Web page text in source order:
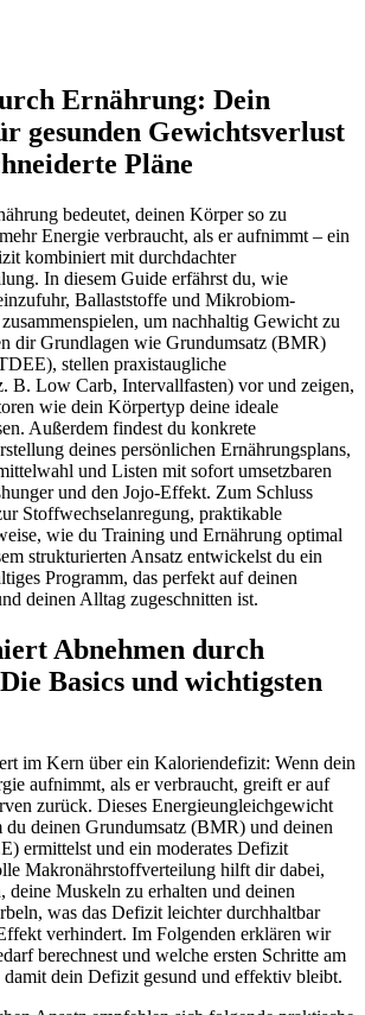
Ernährung: Dein
gesunden Gewichtsverlust
Pläne
bedeutet, deinen Körper so zu
Energie verbraucht, als er aufnimmt – ein
kombiniert mit durchdachter
In diesem Guide erfährst du, wie
Ballaststoffe und Mikrobiom-
um nachhaltig Gewicht zu
dir Grundlagen wie Grundumsatz (BMR)
stellen praxistaugliche
B. Low Carb, Intervallfasten) vor und zeigen,
wie dein Körpertyp deine ideale
Außerdem findest du konkrete
deines persönlichen Ernährungsplans,
und Listen mit sofort umsetzbaren
und den Jojo-Effekt. Zum Schluss
Stoffwechselanregung, praktikable
wie du Training und Ernährung optimal
strukturierten Ansatz entwickelst du ein
Programm, das perfekt auf deinen
deinen Alltag zugeschnitten ist.
Abnehmen durch
Basics und wichtigsten
im Kern über ein Kaloriendefizit: Wenn dein
aufnimmt, als er verbraucht, greift er auf
zurück. Dieses Energieungleichgewicht
du deinen Grundumsatz (BMR) und deinen
ermittelst und ein moderates Defizit
Makronährstoffverteilung hilft dir dabei,
deine Muskeln zu erhalten und deinen
was das Defizit leichter durchhaltbar
verhindert. Im Folgenden erklären wir
berechnest und welche ersten Schritte am
damit dein Defizit gesund und effektiv bleibt.